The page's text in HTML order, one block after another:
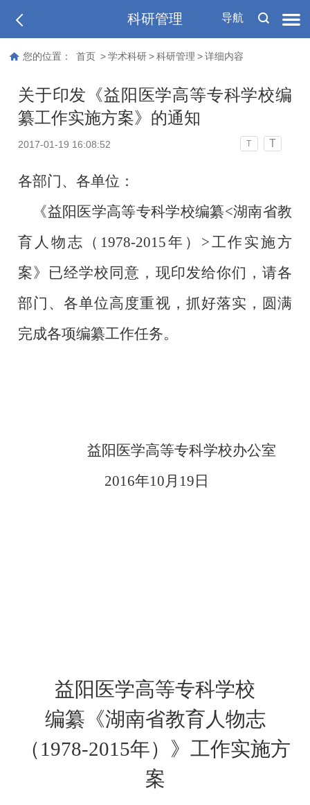
导航
科研管理
您的位置： 首页 > 学术科研 > 科研管理 > 详细内容
关于印发《益阳医学高等专科学校编
纂工作实施方案》的通知
2017-01-19 16:08:52 T T
各部门、各单位：
《益阳医学高等专科学校编纂<湖南省教
育人物志（ 1978-2015年） >工作实施方
案》已经学校同意，现印发给你们，请各
部门、各单位高度重视，抓好落实，圆满
完成各项编纂工作任务。
益阳医学高等专科学校办公室
2016年10 月 19 日
益阳医学高等专科学校
编纂《湖南省教育人物志
（1978-2015年）》工作实施方
案